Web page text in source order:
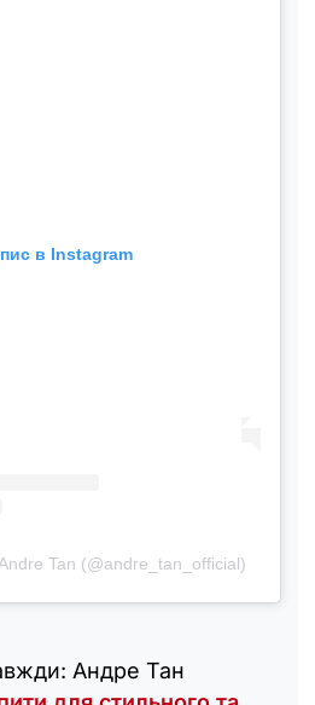
в Instagram
Tan (@andre_tan_official)
Андре Тан